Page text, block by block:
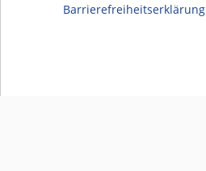
Barrierefreiheitserklärung